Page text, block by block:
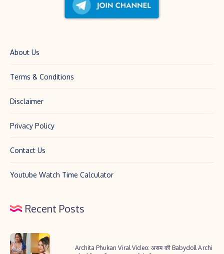
About Us
Terms & Conditions
Disclaimer
Privacy Policy
Contact Us
Youtube Watch Time Calculator
Recent Posts
Archita
Archita Phukan Viral Video: असम की Babydoll Archi